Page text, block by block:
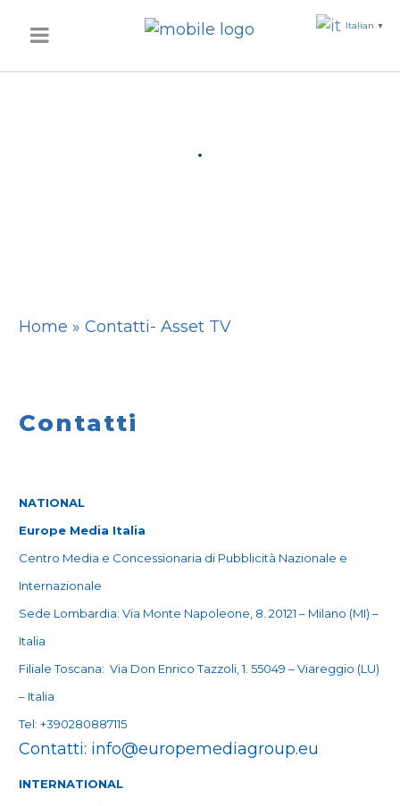
Home » Contatti- Asset TV
Contatti
NATIONAL
Europe Media Italia
Centro Media e Concessionaria di Pubblicità Nazionale e
Internazionale
Sede Lombardia: Via Monte Napoleone, 8. 20121 – Milano (MI) –
Italia
Filiale Toscana: Via Don Enrico Tazzoli, 1. 55049 – Viareggio (LU)
– Italia
Tel: +390280887115
Contatti: info@europemediagroup.eu
INTERNATIONAL
Italian ▼